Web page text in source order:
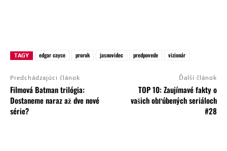
TAGY edgar cayce prorok jasnovidec predpovede vizionár
Predchádzajúci článok
Filmová Batman trilógia:
Dostaneme naraz až dve nové
série?
Ďalší článok
TOP 10: Zaujímavé fakty o
vašich obľúbených seriáloch
#28